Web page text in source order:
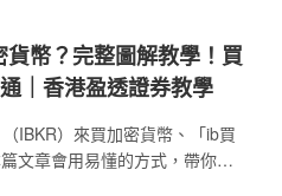
幣？完整圖解教學！買
｜香港盈透證券教學
IBKR）來買加密貨幣、「ib買
文章會用易懂的方式，帶你從